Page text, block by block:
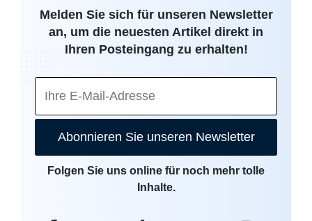
Melden Sie sich für unseren Newsletter
an, um die neuesten Artikel direkt in
Ihren Posteingang zu erhalten!
Abonnieren Sie unseren Newsletter
Folgen Sie uns online für noch mehr tolle
Inhalte.